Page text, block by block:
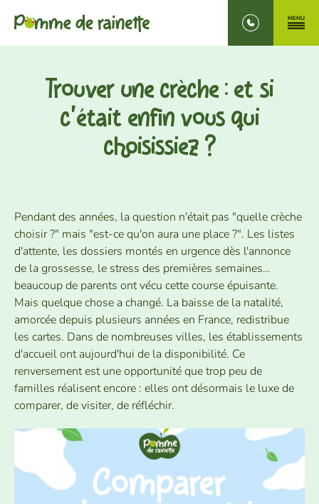
Découvrir notre crèche
Vivre à la crèche
Le coin des parents
5 Rue Jane Addams, Saint-Contest (14280)
02.31.44.55.81
Préinscrire mon enfant
Espace Parent
F.A.Q
MENU
Trouver une crèche : et si
c'était enfin vous qui
choisissiez ?
Pendant des années, la question n'était pas "quelle crèche
choisir ?" mais "est-ce qu'on aura une place ?". Les listes
d'attente, les dossiers montés en urgence dès l'annonce
de la grossesse, le stress des premières semaines…
beaucoup de parents ont vécu cette course épuisante.
Mais quelque chose a changé. La baisse de la natalité,
amorcée depuis plusieurs années en France, redistribue
les cartes. Dans de nombreuses villes, les établissements
d'accueil ont aujourd'hui de la disponibilité. Ce
renversement est une opportunité que trop peu de
familles réalisent encore : elles ont désormais le luxe de
comparer, de visiter, de réfléchir.